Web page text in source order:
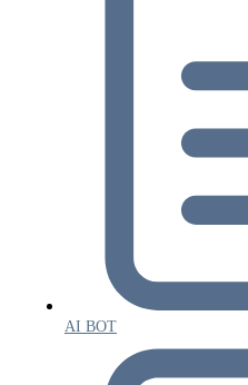
AI BOT